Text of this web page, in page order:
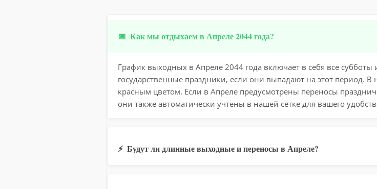
📅 Как мы отдыхаем в Апреле 2044 года?
График выходных в Апреле 2044 года включает в себя все
государственные праздники, если они выпадают на этот период.
красным цветом. Если в Апреле предусмотрены переносы
они также автоматически учтены в нашей сетке для вашего
⚡ Будут ли длинные выходные и переносы в Апреле?